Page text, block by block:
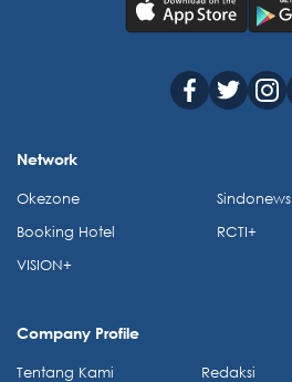
Network
Okezone
Booking Hotel
VISION+
Sindonews
RCTI+
Company Profile
Tentang Kami
Redaksi